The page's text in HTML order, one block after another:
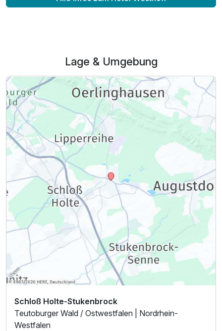
Lage & Umgebung
Schloß Holte-Stukenbrock
Teutoburger Wald / Ostwestfalen | Nordrhein-
Westfalen